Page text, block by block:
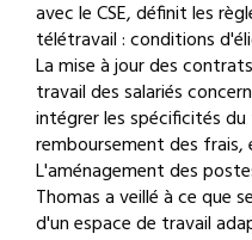
avec le CSE, définit les
télétravail : conditions
La mise à jour des
travail des salariés
intégrer les spécificités
remboursement des frais,
L'aménagement des
Thomas a veillé à ce que
d'un espace de travail